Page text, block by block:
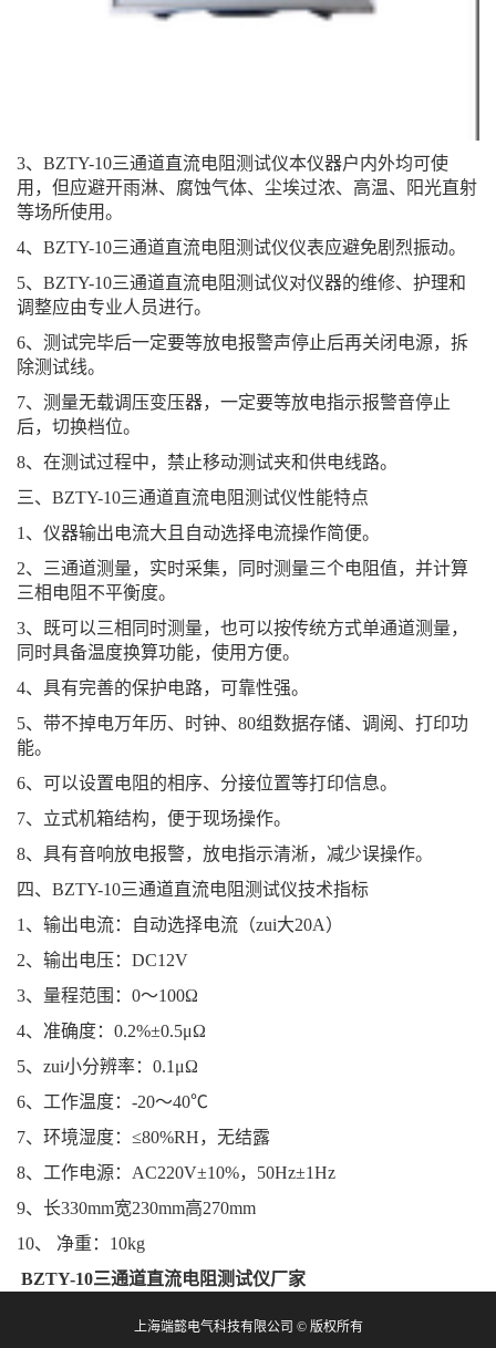
3、BZTY-10三通道直流电阻测试仪本仪器户内外均可使
用，但应避开雨淋、腐蚀气体、尘埃过浓、高温、阳光直射
等场所使用。
4、BZTY-10三通道直流电阻测试仪仪表应避免剧烈振动。
5、BZTY-10三通道直流电阻测试仪对仪器的维修、护理和
调整应由专业人员进行。
6、测试完毕后一定要等放电报警声停止后再关闭电源，拆
除测试线。
7、测量无载调压变压器，一定要等放电指示报警音停止
后，切换档位。
8、在测试过程中，禁止移动测试夹和供电线路。
三、BZTY-10三通道直流电阻测试仪性能特点
1、仪器输出电流大且自动选择电流操作简便。
2、三通道测量，实时采集，同时测量三个电阻值，并计算
三相电阻不平衡度。
3、既可以三相同时测量，也可以按传统方式单通道测量，
同时具备温度换算功能，使用方便。
4、具有完善的保护电路，可靠性强。
5、带不掉电万年历、时钟、80组数据存储、调阅、打印功
能。
6、可以设置电阻的相序、分接位置等打印信息。
7、立式机箱结构，便于现场操作。
8、具有音响放电报警，放电指示清淅，减少误操作。
四、BZTY-10三通道直流电阻测试仪技术指标
1、输出电流：自动选择电流（zui大20A）
2、输出电压：DC12V
3、量程范围：0～100Ω
4、准确度：0.2%±0.5μΩ
5、zui小分辨率：0.1μΩ
6、工作温度：-20～40℃
7、环境湿度：≤80%RH，无结露
8、工作电源：AC220V±10%，50Hz±1Hz
9、长330mm宽230mm高270mm
10、 净重：10kg
BZTY-10三通道直流电阻测试仪厂家
上海端懿电气科技有限公司 © 版权所有